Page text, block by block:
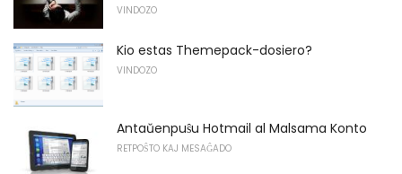
VINDOZO
Kio estas Themepack-dosiero?
VINDOZO
Antaŭenpuŝu Hotmail al Malsama Konto
RETPOŜTO KAJ MESAĜADO